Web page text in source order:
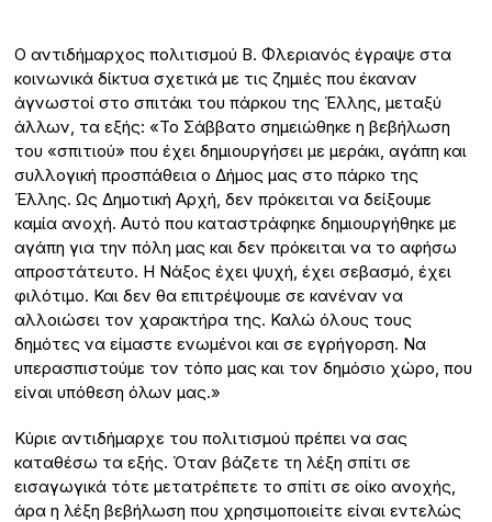
O αντιδήμαρχος πολιτισμού Β. Φλεριανός έγραψε στα
κοινωνικά δίκτυα σχετικά με τις ζημιές που έκαναν
άγνωστοί στο σπιτάκι του πάρκου της Έλλης, μεταξύ
άλλων, τα εξής: «Το Σάββατο σημειώθηκε η βεβήλωση
του «σπιτιού» που έχει δημιουργήσει με μεράκι, αγάπη και
συλλογική προσπάθεια ο Δήμος μας στο πάρκο της
Έλλης. Ως Δημοτική Αρχή, δεν πρόκειται να δείξουμε
καμία ανοχή. Αυτό που καταστράφηκε δημιουργήθηκε με
αγάπη για την πόλη μας και δεν πρόκειται να το αφήσω
απροστάτευτο. Η Νάξος έχει ψυχή, έχει σεβασμό, έχει
φιλότιμο. Και δεν θα επιτρέψουμε σε κανέναν να
αλλοιώσει τον χαρακτήρα της. Καλώ όλους τους
δημότες να είμαστε ενωμένοι και σε εγρήγορση. Να
υπερασπιστούμε τον τόπο μας και τον δημόσιο χώρο, που
είναι υπόθεση όλων μας.»
Κύριε αντιδήμαρχε του πολιτισμού πρέπει να σας
καταθέσω τα εξής. Όταν βάζετε τη λέξη σπίτι σε
εισαγωγικά τότε μετατρέπετε το σπίτι σε οίκο ανοχής,
άρα η λέξη βεβήλωση που χρησιμοποιείτε είναι εντελώς